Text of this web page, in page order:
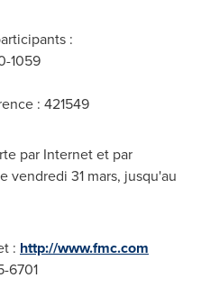
:
1059
: 421549
par Internet et par
vendredi 31 mars, jusqu'au
: http://www.fmc.com
6701